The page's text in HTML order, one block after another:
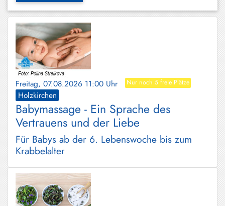
Freitag, 07.08.2026 11:00 Uhr Nur noch 5 freie Plätze
Holzkirchen
Babymassage - Ein Sprache des
Vertrauens und der Liebe
Für Babys ab der 6. Lebenswoche bis zum
Krabbelalter
Irschenberg
Kreuth
Leitzachtal
Miesbach
Neuhaus
Niklasreuth
Otterfing
Rottach-
Schaftlach
/
Waakirchen